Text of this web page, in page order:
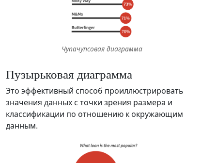
Чупачупсовая диаграмма
Пузырьковая диаграмма
Это эффективный способ проиллюстрировать
значения данных с точки зрения размера и
классификации по отношению к окружающим
данным.